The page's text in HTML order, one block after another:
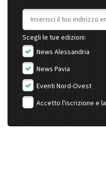
Indirizzo email
Scegli le tue edizioni:
News Alessandria
News Pavia
Eventi Nord-Ovest
Accetto l'iscrizione e la